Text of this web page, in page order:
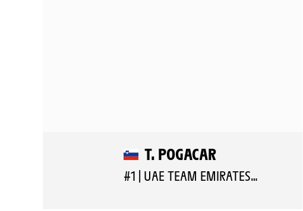
T. POGACAR
#1 | UAE TEAM EMIRATES XRG